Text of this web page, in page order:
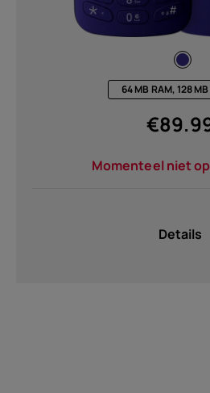
Netherlands
64 MB RAM, 128
€
Momenteel niet
Details